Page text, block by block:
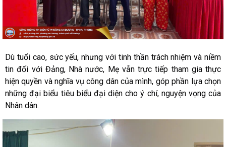
Dù tuổi cao, sức yếu, nhưng với tinh thần trách nhiệm và niềm
tin đối với Đảng, Nhà nước, Mẹ vẫn trực tiếp tham gia thực
hiện quyền và nghĩa vụ công dân của mình, góp phần lựa chọn
những đại biểu tiêu biểu đại diện cho ý chí, nguyện vọng của
Nhân dân.